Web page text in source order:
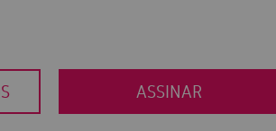
ASSINAR